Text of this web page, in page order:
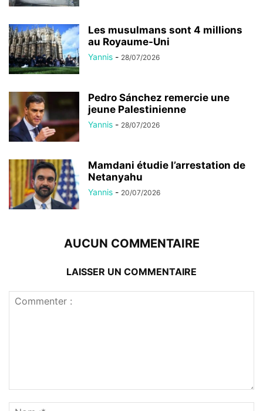
Les musulmans sont 4 millions
au Royaume-Uni
Yannis - 28/07/2026
Pedro Sánchez remercie une
jeune Palestinienne
Yannis - 28/07/2026
Mamdani étudie l’arrestation de
Netanyahu
Yannis - 20/07/2026
AUCUN COMMENTAIRE
LAISSER UN COMMENTAIRE